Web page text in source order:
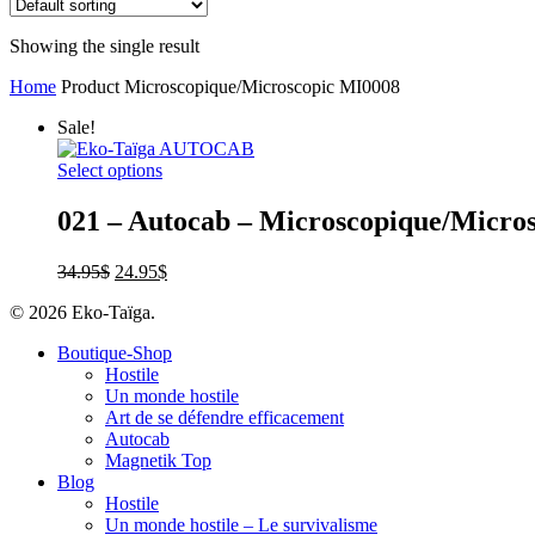
Showing the single result
Home Product Microscopique/Microscopic MI0008
Sale!
Select options
021 – Autocab – Microscopique/
34.95$ 24.95$
© 2026 Eko-Taïga.
Boutique-Shop
Hostile
Un monde hostile
Art de se défendre efficacement
Autocab
Magnetik Top
Blog
Hostile
Un monde hostile – Le survivalisme